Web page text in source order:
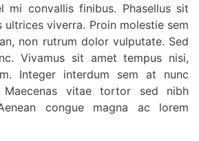
mi convallis finibus. Phasellus sit
viverra. Proin molestie sem
non rutrum dolor vulputate. Sed
Vivamus sit amet tempus nisi,
Integer interdum sem at nunc
Maecenas vitae tortor sed nibh
congue magna ac lorem